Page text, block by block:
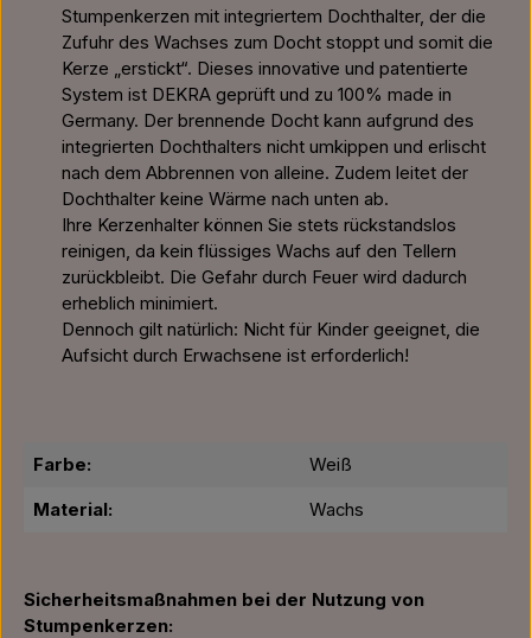
Stumpenkerzen mit integriertem Dochthalter, der die
Zufuhr des Wachses zum Docht stoppt und somit die
Kerze „erstickt“. Dieses innovative und patentierte
System ist DEKRA geprüft und zu 100% made in
Germany. Der brennende Docht kann aufgrund des
integrierten Dochthalters nicht umkippen und erlischt
nach dem Abbrennen von alleine. Zudem leitet der
Dochthalter keine Wärme nach unten ab.
Ihre Kerzenhalter können Sie stets rückstandslos
reinigen, da kein flüssiges Wachs auf den Tellern
zurückbleibt. Die Gefahr durch Feuer wird dadurch
erheblich minimiert.
Dennoch gilt natürlich: Nicht für Kinder geeignet, die
Aufsicht durch Erwachsene ist erforderlich!
Farbe: Weiß
Material: Wachs
Sicherheitsmaßnahmen bei der Nutzung von
Stumpenkerzen: